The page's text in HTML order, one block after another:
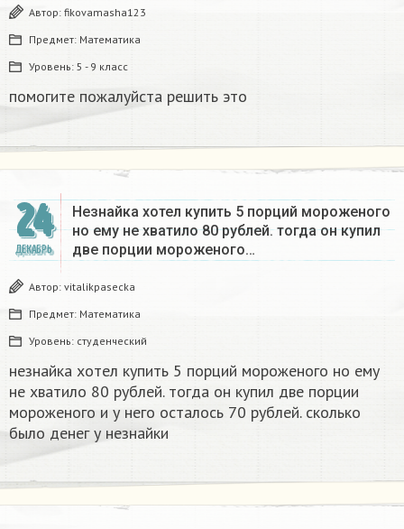
Автор: fikovamasha123
Предмет: Математика
Уровень: 5 - 9 класс
помогите пожалуйста решить это
24
ДЕКАБРЬ
Незнайка хотел купить 5 порций мороженого
но ему не хватило 80 рублей. тогда он купил
две порции мороженого…
Автор: vitalikpasecka
Предмет: Математика
Уровень: студенческий
незнайка хотел купить 5 порций мороженого но ему
не хватило 80 рублей. тогда он купил две порции
мороженого и у него осталось 70 рублей. сколько
было денег у незнайки